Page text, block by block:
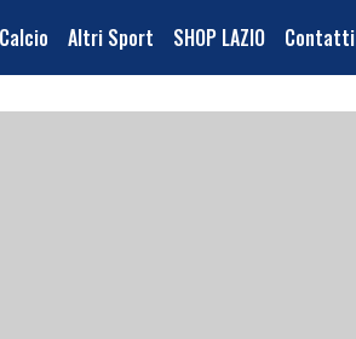
Calcio Altri Sport SHOP LAZIO Contatti